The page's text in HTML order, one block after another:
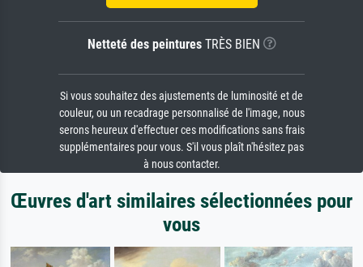
Netteté des peinturesTRÈS BIEN
Si vous souhaitez des ajustements de luminosité et de
couleur, ou un recadrage personnalisé de l'image, nous
serons heureux d'effectuer ces modifications sans frais
supplémentaires pour vous. S'il vous plaît n'hésitez pas
à nous contacter.
Œuvres d'art similaires sélectionnées pour
vous